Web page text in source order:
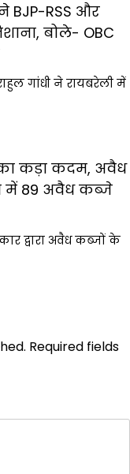
BJP-RSS और
बोले- OBC
गांधी ने रायबरेली में
का कड़ा कदम, अवैध
में 89 अवैध कब्जे
द्वारा अवैध कब्जों के
Required fields